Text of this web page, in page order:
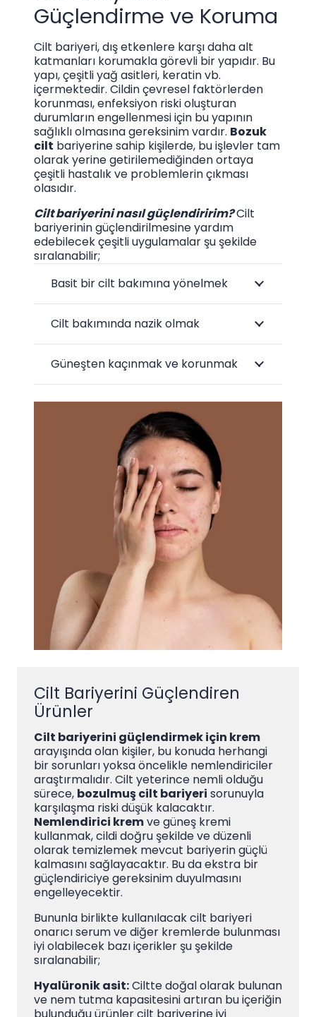
Güçlendirme ve Koruma
Cilt bariyeri, dış etkenlere karşı daha alt
katmanları korumakla görevli bir yapıdır. Bu
yapı, çeşitli yağ asitleri, keratin vb.
içermektedir. Cildin çevresel faktörlerden
korunması, enfeksiyon riski oluşturan
durumların engellenmesi için bu yapının
sağlıklı olmasına gereksinim vardır. Bozuk
cilt bariyerine sahip kişilerde, bu işlevler tam
olarak yerine getirilemediğinden ortaya
çeşitli hastalık ve problemlerin çıkması
olasıdır.
Cilt bariyerini nasıl güçlendiririm?Cilt
bariyerinin güçlendirilmesine yardım
edebilecek çeşitli uygulamalar şu şekilde
sıralanabilir;
Basit bir cilt bakımına yönelmek
Cilt bakımında nazik olmak
Güneşten kaçınmak ve korunmak
Cilt Bariyerini Güçlendiren
Ürünler
Cilt bariyerini güçlendirmek için krem
arayışında olan kişiler, bu konuda herhangi
bir sorunları yoksa öncelikle nemlendiriciler
araştırmalıdır. Cilt yeterince nemli olduğu
sürece, bozulmuş cilt bariyeri sorunuyla
karşılaşma riski düşük kalacaktır.
Nemlendirici kremve güneş kremi
kullanmak, cildi doğru şekilde ve düzenli
olarak temizlemek mevcut bariyerin güçlü
kalmasını sağlayacaktır. Bu da ekstra bir
güçlendiriciye gereksinim duyulmasını
engelleyecektir.
Bununla birlikte kullanılacak cilt bariyeri
onarıcı serum ve diğer kremlerde bulunması
iyi olabilecek bazı içerikler şu şekilde
sıralanabilir;
Hyalüronik asit:Ciltte doğal olarak bulunan
ve nem tutma kapasitesini artıran bu içeriğin
bulunduğu ürünler cilt bariyerine iyi